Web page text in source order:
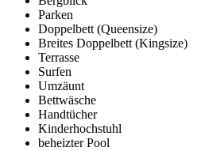
Parken
Doppelbett (Queensize)
Breites Doppelbett (Kingsize)
Terrasse
Surfen
Umzäunt
Bettwäsche
Handtücher
Kinderhochstuhl
beheizter Pool